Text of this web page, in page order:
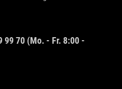
99 70 (Mo. - Fr. 8:00 -